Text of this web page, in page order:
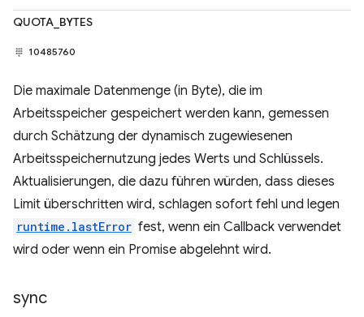
QUOTA_BYTES
10485760
Die maximale Datenmenge (in Byte), die im
Arbeitsspeicher gespeichert werden kann, gemessen
durch Schätzung der dynamisch zugewiesenen
Arbeitsspeichernutzung jedes Werts und Schlüssels.
Aktualisierungen, die dazu führen würden, dass dieses
Limit überschritten wird, schlagen sofort fehl und legen
runtime.lastError fest, wenn ein Callback verwendet
wird oder wenn ein Promise abgelehnt wird.
sync